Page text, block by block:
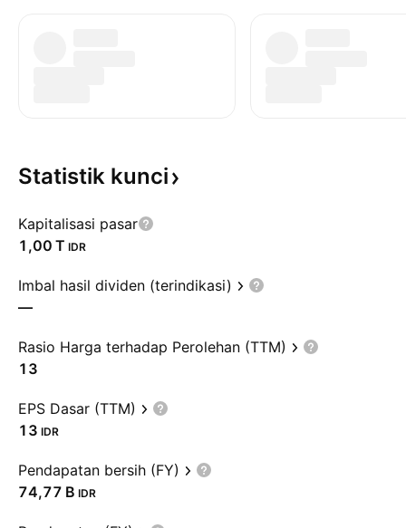
Statistik kunci
Kapitalisasi pasar
‪1,00 T‬ IDR
Imbal hasil dividen (terindikasi)
—
Rasio Harga terhadap Perolehan (TTM)
13
EPS Dasar (TTM)
13 IDR
Pendapatan bersih (FY)
‪74,77 B‬ IDR